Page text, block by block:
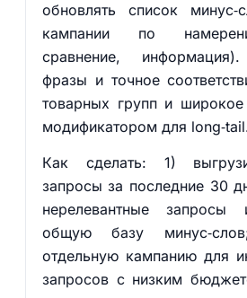
обновлять список
кампании по
сравнение, информация).
фразы и точное
товарных групп и широкое
модификатором для
Как сделать: 1)
запросы за последние 30
нерелевантные
общую базу
отдельную кампанию для
запросов с низким